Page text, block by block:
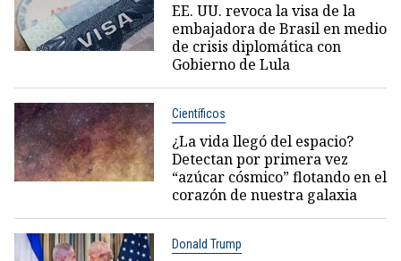
EE. UU. revoca la visa de la
embajadora de Brasil en medio
de crisis diplomática con
Gobierno de Lula
Científicos
¿La vida llegó del espacio?
Detectan por primera vez
“azúcar cósmico” flotando en el
corazón de nuestra galaxia
Donald Trump